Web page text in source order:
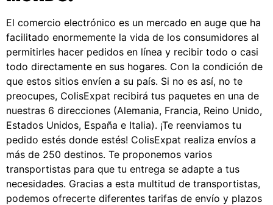
El comercio electrónico es un mercado en auge que ha
facilitado enormemente la vida de los consumidores al
permitirles hacer pedidos en línea y recibir todo o casi
todo directamente en sus hogares. Con la condición de
que estos sitios envíen a su país. Si no es así, no te
preocupes, ColisExpat recibirá tus paquetes en una de
nuestras 6 direcciones (Alemania, Francia, Reino Unido,
Estados Unidos, España e Italia). ¡Te reenviamos tu
pedido estés donde estés! ColisExpat realiza envíos a
más de 250 destinos. Te proponemos varios
transportistas para que tu entrega se adapte a tus
necesidades. Gracias a esta multitud de transportistas,
podemos ofrecerte diferentes tarifas de envío y plazos